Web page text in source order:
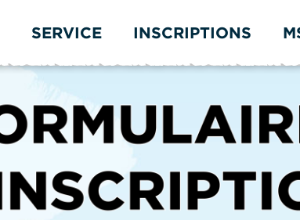
SERVICE INSCRIPTIONS